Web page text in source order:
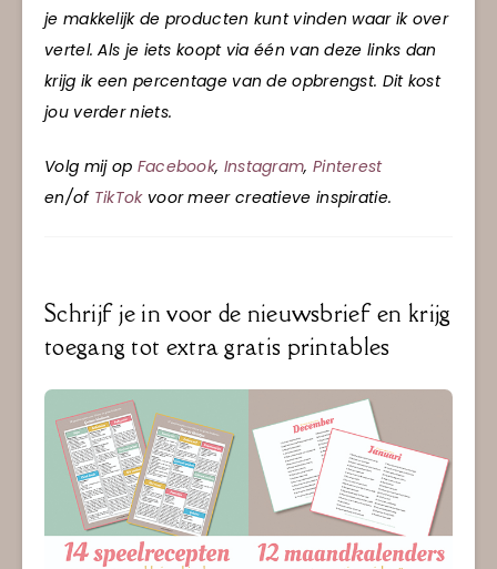
je makkelijk de producten kunt vinden waar ik over
vertel. Als je iets koopt via één van deze links dan
krijg ik een percentage van de opbrengst. Dit kost
jou verder niets.
Volg mij op Facebook, Instagram, Pinterest
en/of TikTokvoor meer creatieve inspiratie.
Schrijf je in voor de nieuwsbrief en krijg
toegang tot extra gratis printables